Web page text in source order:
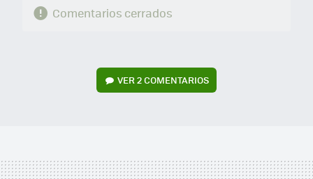
Comentarios cerrados
VER2 COMENTARIOS